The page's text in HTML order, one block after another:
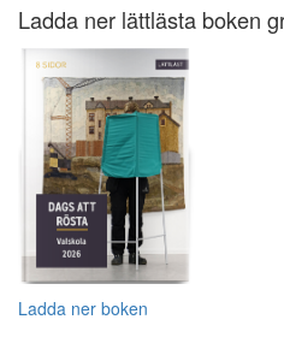
Ladda ner lättlästa boken
Ladda ner boken